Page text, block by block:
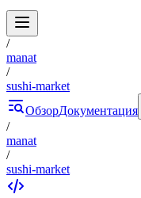
/
manat
/
sushi-market
ОбзорДокументация
/
manat
/
sushi-market